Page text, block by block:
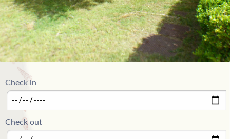
Check in
Check out